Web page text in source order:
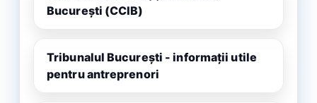
București (CCIB)
Tribunalul București - informații utile
pentru antreprenori